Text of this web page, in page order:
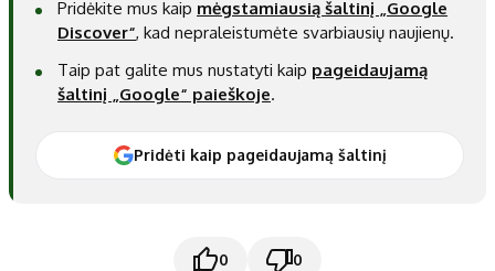
Pridėkite mus kaip mėgstamiausią šaltinį „Google
Discover“, kad nepraleistumėte svarbiausių naujienų.
Taip pat galite mus nustatyti kaip pageidaujamą
šaltinį „Google“ paieškoje.
Pridėti kaip pageidaujamą šaltinį
0 0